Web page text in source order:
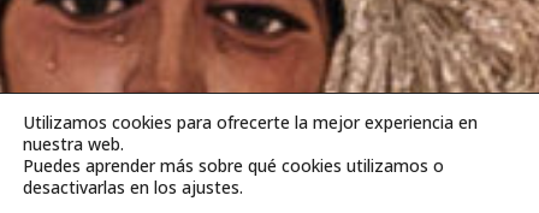
Utilizamos cookies para ofrecerte la mejor experiencia en
nuestra web.
Puedes aprender más sobre qué cookies utilizamos o
desactivarlas en los ajustes.